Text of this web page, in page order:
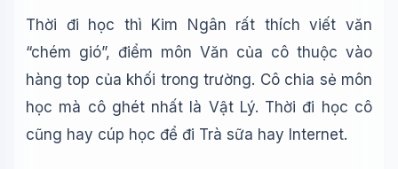
Thời đi học thì Kim Ngân rất thích viết văn
“chém gió”, điểm môn Văn của cô thuộc vào
hàng top của khối trong trường. Cô chia sẻ môn
học mà cô ghét nhất là Vật Lý. Thời đi học cô
cũng hay cúp học để đi Trà sữa hay Internet.